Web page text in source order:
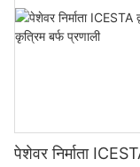
पेशेवर निर्माता